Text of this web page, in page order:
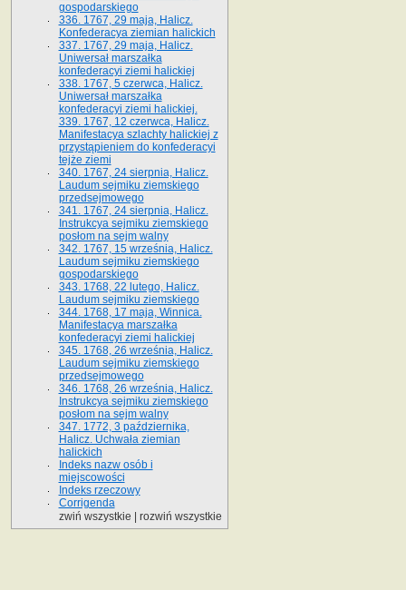
gospodarskiego
336. 1767, 29 maja, Halicz.
Konfederacya ziemian halickich
337. 1767, 29 maja, Halicz.
Uniwersał marszałka
konfederacyi ziemi halickiej
338. 1767, 5 czerwca, Halicz.
Uniwersał marszałka
konfederacyi ziemi halickiej.
339. 1767, 12 czerwca, Halicz.
Manifestacya szlachty halickiej z
przystąpieniem do konfederacyi
tejże ziemi
340. 1767, 24 sierpnia, Halicz.
Laudum sejmiku ziemskiego
przedsejmowego
341. 1767, 24 sierpnia, Halicz.
Instrukcya sejmiku ziemskiego
posłom na sejm walny
342. 1767, 15 września, Halicz.
Laudum sejmiku ziemskiego
gospodarskiego
343. 1768, 22 lutego, Halicz.
Laudum sejmiku ziemskiego
344. 1768, 17 maja, Winnica.
Manifestacya marszałka
konfederacyi ziemi halickiej
345. 1768, 26 września, Halicz.
Laudum sejmiku ziemskiego
przedsejmowego
346. 1768, 26 września, Halicz.
Instrukcya sejmiku ziemskiego
posłom na sejm walny
347. 1772, 3 października,
Halicz. Uchwała ziemian
halickich
Indeks nazw osób i
miejscowości
Indeks rzeczowy
Corrigenda
zwiń wszystkie
rozwiń wszystkie